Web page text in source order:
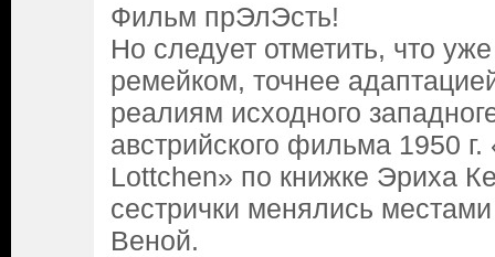
Фильм прЭлЭсть!
Но следует отметить, что
ремейком, точнее
реалиям исходного
австрийского фильма 1950
Lottchen» по книжке Эриха
сестрички менялись
Веной.